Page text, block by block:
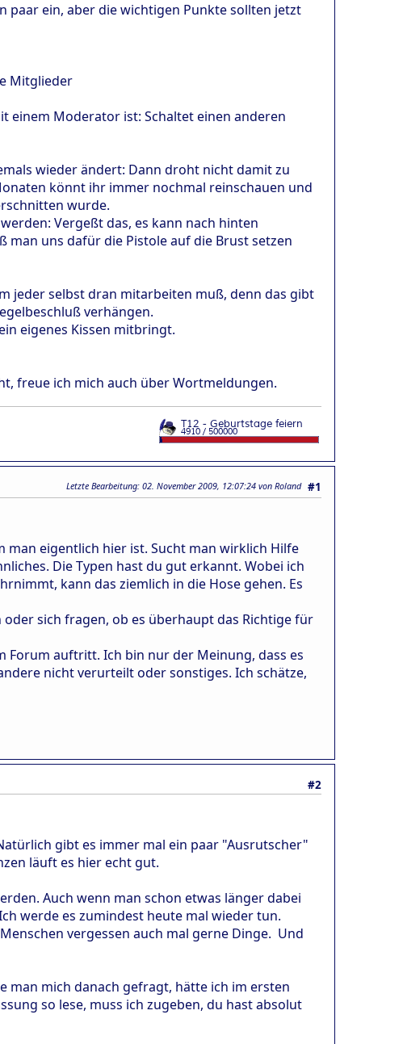
paar ein, aber die wichtigen Punkte sollten jetzt
Mitglieder
einem Moderator ist: Schaltet einen anderen
wieder ändert: Dann droht nicht damit zu
könnt ihr immer nochmal reinschauen und
wurde.
Vergeßt das, es kann nach hinten
man uns dafür die Pistole auf die Brust setzen
jeder selbst dran mitarbeiten muß, denn das gibt
verhängen.
eigenes Kissen mitbringt.
freue ich mich auch über Wortmeldungen.
#1
Letzte Bearbeitung: 02. November 2009, 12:07:24 von Roland
eigentlich hier ist. Sucht man wirklich Hilfe
Die Typen hast du gut erkannt. Wobei ich
kann das ziemlich in die Hose gehen. Es
sich fragen, ob es überhaupt das Richtige für
Forum auftritt. Ich bin nur der Meinung, dass es
nicht verurteilt oder sonstiges. Ich schätze,
#2
gibt es immer mal ein paar "Ausrutscher"
läuft es hier echt gut.
Auch wenn man schon etwas länger dabei
werde es zumindest heute mal wieder tun.
vergessen auch mal gerne Dinge. Und
man mich danach gefragt, hätte ich im ersten
so lese, muss ich zugeben, du hast absolut